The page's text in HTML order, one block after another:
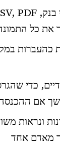
את כל
כהעברות
כדי
אם
ונראות
מאדם אחד